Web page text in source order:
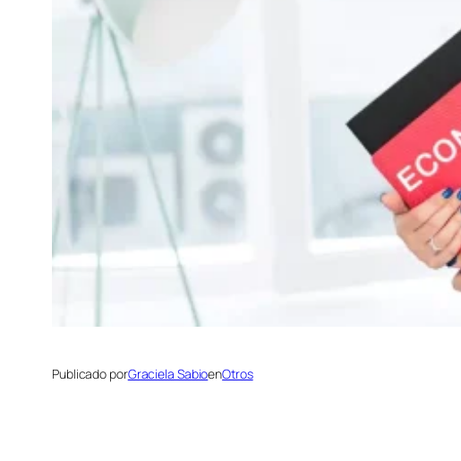
Publicado porGraciela SabioenOtros